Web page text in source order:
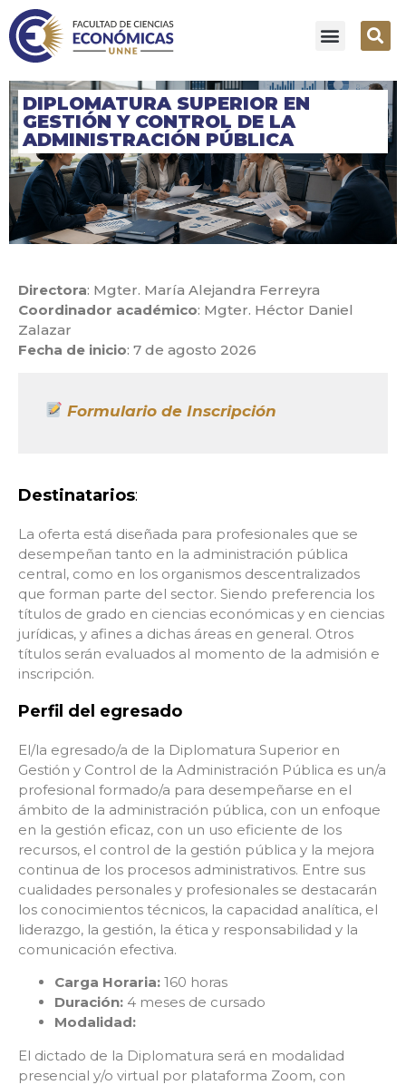
DIPLOMATURA SUPERIOR EN
GESTIÓN Y CONTROL DE LA
ADMINISTRACIÓN PÚBLICA
Directora: Mgter. María Alejandra Ferreyra
Coordinador académico: Mgter. Héctor Daniel
Zalazar
Fecha de inicio: 7 de agosto 2026
Formulario de Inscripción
Destinatarios:
La oferta está diseñada para profesionales que se
desempeñan tanto en la administración pública
central, como en los organismos descentralizados
que forman parte del sector. Siendo preferencia los
títulos de grado en ciencias económicas y en ciencias
jurídicas, y afines a dichas áreas en general. Otros
títulos serán evaluados al momento de la admisión e
inscripción.
Perfil del egresado
El/la egresado/a de la Diplomatura Superior en
Gestión y Control de la Administración Pública es un/a
profesional formado/a para desempeñarse en el
ámbito de la administración pública, con un enfoque
en la gestión eficaz, con un uso eficiente de los
recursos, el control de la gestión pública y la mejora
continua de los procesos administrativos. Entre sus
cualidades personales y profesionales se destacarán
los conocimientos técnicos, la capacidad analítica, el
liderazgo, la gestión, la ética y responsabilidad y la
comunicación efectiva.
Carga Horaria: 160 horas
Duración: 4 meses de cursado
Modalidad:
El dictado de la Diplomatura será en modalidad
presencial y/o virtual por plataforma Zoom, con